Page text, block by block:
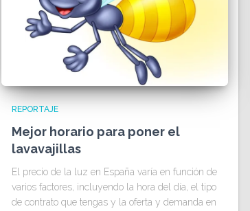
REPORTAJE
Mejor horario para poner el
lavavajillas
El precio de la luz en España varía en función de
varios factores, incluyendo la hora del día, el tipo
de contrato que tengas y la oferta y demanda en